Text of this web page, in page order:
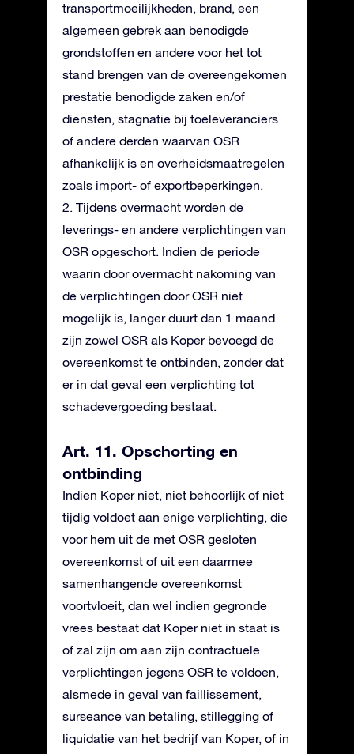
transportmoeilijkheden, brand, een
algemeen gebrek aan benodigde
grondstoffen en andere voor het tot
stand brengen van de overeengekomen
prestatie benodigde zaken en/of
diensten, stagnatie bij toeleveranciers
of andere derden waarvan OSR
afhankelijk is en overheidsmaatregelen
zoals import- of exportbeperkingen.
2. Tijdens overmacht worden de
leverings- en andere verplichtingen van
OSR opgeschort. Indien de periode
waarin door overmacht nakoming van
de verplichtingen door OSR niet
mogelijk is, langer duurt dan 1 maand
zijn zowel OSR als Koper bevoegd de
overeenkomst te ontbinden, zonder dat
er in dat geval een verplichting tot
schadevergoeding bestaat.
Art. 11. Opschorting en
ontbinding
Indien Koper niet, niet behoorlijk of niet
tijdig voldoet aan enige verplichting, die
voor hem uit de met OSR gesloten
overeenkomst of uit een daarmee
samenhangende overeenkomst
voortvloeit, dan wel indien gegronde
vrees bestaat dat Koper niet in staat is
of zal zijn om aan zijn contractuele
verplichtingen jegens OSR te voldoen,
alsmede in geval van faillissement,
surseance van betaling, stillegging of
liquidatie van het bedrijf van Koper, of in